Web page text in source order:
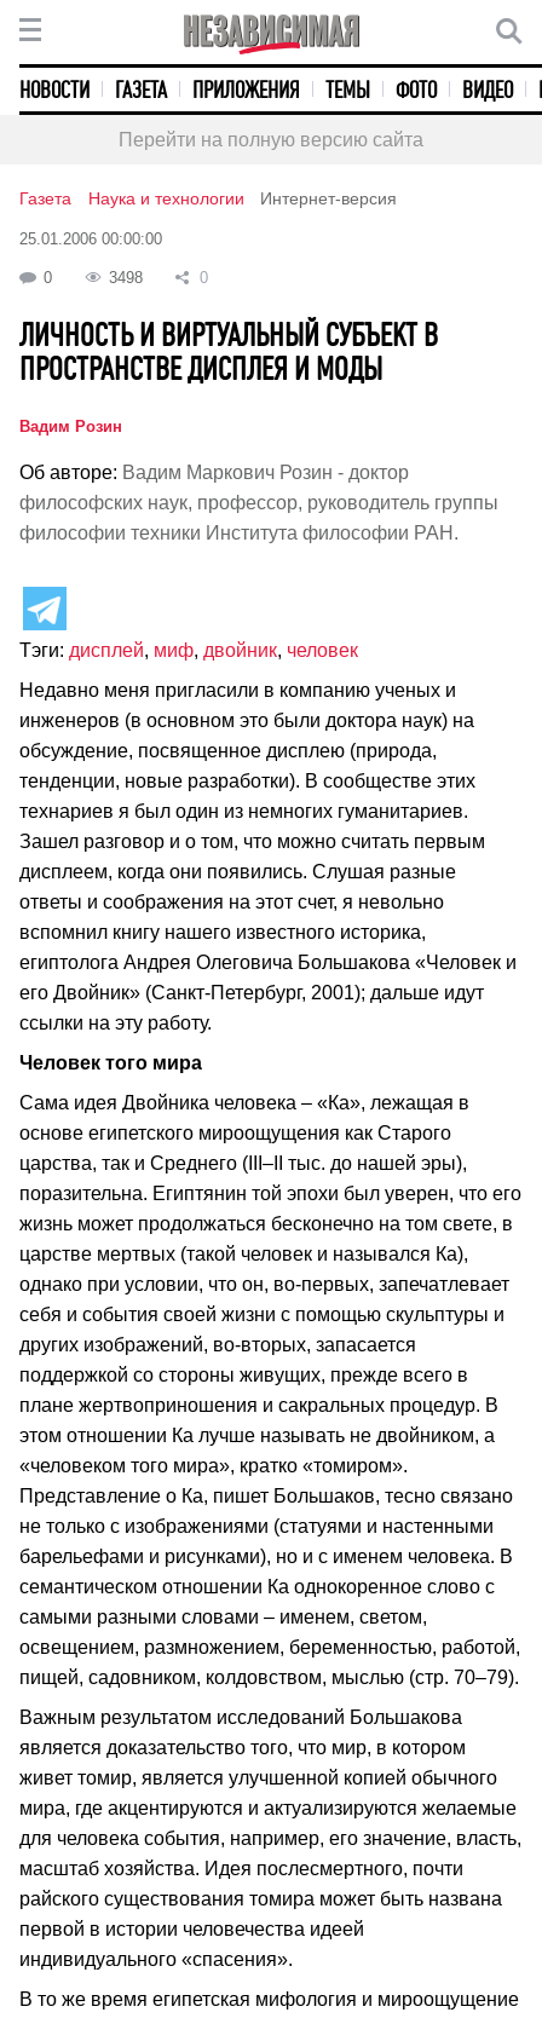
НОВОСТИ ГАЗЕТА ПРИЛОЖЕНИЯ ТЕМЫ ФОТО ВИДЕО
Перейти на полную версию сайта
Газета Наука и технологии Интернет-версия
25.01.2006 00:00:00
0 3498 0
ЛИЧНОСТЬ И ВИРТУАЛЬНЫЙ СУБЪЕКТ В
ПРОСТРАНСТВЕ ДИСПЛЕЯ И МОДЫ
Вадим Розин
Об авторе: Вадим Маркович Розин - доктор
философских наук, профессор, руководитель группы
философии техники Института философии РАН.
Тэги: дисплей, миф, двойник, человек
Недавно меня пригласили в компанию ученых и
инженеров (в основном это были доктора наук) на
обсуждение, посвященное дисплею (природа,
тенденции, новые разработки). В сообществе этих
технариев я был один из немногих гуманитариев.
Зашел разговор и о том, что можно считать первым
дисплеем, когда они появились. Слушая разные
ответы и соображения на этот счет, я невольно
вспомнил книгу нашего известного историка,
египтолога Андрея Олеговича Большакова «Человек и
его Двойник» (Санкт-Петербург, 2001); дальше идут
ссылки на эту работу.
Человек того мира
Сама идея Двойника человека – «Ка», лежащая в
основе египетского мироощущения как Старого
царства, так и Среднего (III–II тыс. до нашей эры),
поразительна. Египтянин той эпохи был уверен, что его
жизнь может продолжаться бесконечно на том свете, в
царстве мертвых (такой человек и назывался Ка),
однако при условии, что он, во-первых, запечатлевает
себя и события своей жизни с помощью скульптуры и
других изображений, во-вторых, запасается
поддержкой со стороны живущих, прежде всего в
плане жертвоприношения и сакральных процедур. В
этом отношении Ка лучше называть не двойником, а
«человеком того мира», кратко «томиром».
Представление о Ка, пишет Большаков, тесно связано
не только с изображениями (статуями и настенными
барельефами и рисунками), но и с именем человека. В
семантическом отношении Ка однокоренное слово с
самыми разными словами – именем, светом,
освещением, размножением, беременностью, работой,
пищей, садовником, колдовством, мыслью (стр. 70–79).
Важным результатом исследований Большакова
является доказательство того, что мир, в котором
живет томир, является улучшенной копией обычного
мира, где акцентируются и актуализируются желаемые
для человека события, например, его значение, власть,
масштаб хозяйства. Идея послесмертного, почти
райского существования томира может быть названа
первой в истории человечества идеей
индивидуального «спасения».
В то же время египетская мифология и мироощущение